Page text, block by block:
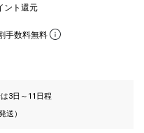
ント還元
手数料無料
3日～11日程
送）